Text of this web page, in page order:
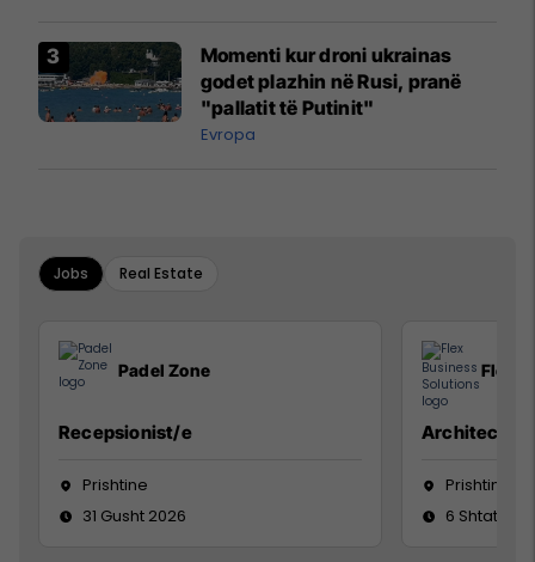
Momenti kur droni ukrainas
godet plazhin në Rusi, pranë
"pallatit të Putinit"
Evropa
Jobs Real Estate
Padel Zone
Recepsionist/e
Prishtine
31 Gusht 2026
Flex
Architect
Prishtinë
6 Shtator